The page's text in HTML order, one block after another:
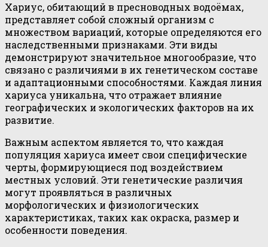
Хариус, обитающий в пресноводных водоёмах,
представляет собой сложный организм с
множеством вариаций, которые определяются его
наследственными признаками. Эти виды
демонстрируют значительное многообразие, что
связано с различиями в их генетическом составе
и адаптационными способностями. Каждая линия
хариуса уникальна, что отражает влияние
географических и экологических факторов на их
развитие.
Важным аспектом является то, что каждая
популяция хариуса имеет свои специфические
черты, формирующиеся под воздействием
местных условий. Эти генетические различия
могут проявляться в различных
морфологических и физиологических
характеристиках, таких как окраска, размер и
особенности поведения.